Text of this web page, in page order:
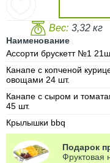
Вес: 3,32 кг
Наименование
Ассорти брускетт №1
Канапе с копченой
овощами 24 шт.
Канапе с сыром и
45 шт.
Крылышки bbq
Подарок
Фруктовая